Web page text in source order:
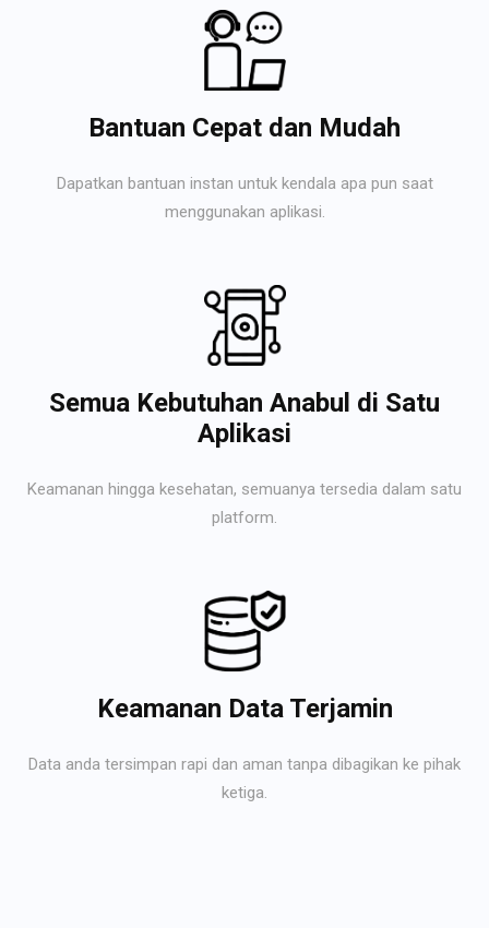
Bantuan Cepat dan Mudah
Dapatkan bantuan instan untuk kendala apa pun saat
menggunakan aplikasi.
Semua Kebutuhan Anabul di Satu
Aplikasi
Keamanan hingga kesehatan, semuanya tersedia dalam satu
platform.
Keamanan Data Terjamin
Data anda tersimpan rapi dan aman tanpa dibagikan ke pihak
ketiga.